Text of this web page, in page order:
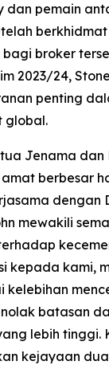
dan pemain
broker
2023/24,
penting
global.
Jenama dan
berbesar
dengan
mewakili
kepada kami,
kelebihan
batasan
lebih tinggi.
kejayaan